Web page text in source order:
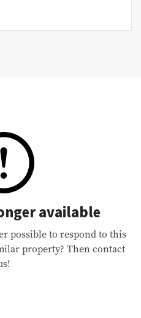
available
possible to respond to this
property? Then contact